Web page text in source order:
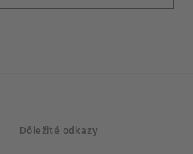
Dôležité odkazy